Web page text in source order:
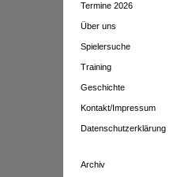
Termine 2026
Über uns
Spielersuche
Training
Geschichte
Kontakt/Impressum
Datenschutzerklärung
Archiv